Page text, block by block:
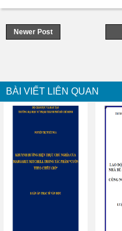
Newer Post
BÀI VIẾT LIÊN QUAN